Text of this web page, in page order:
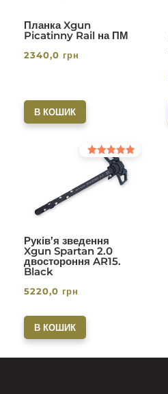
Планка Xgun
Picatinny Rail на ПМ
2340,0 грн
В КОШИК
Руків’я зведення
Xgun Spartan 2.0
двостороння AR15.
Black
Оцінено в
з 5
5220,0 грн
В КОШИК